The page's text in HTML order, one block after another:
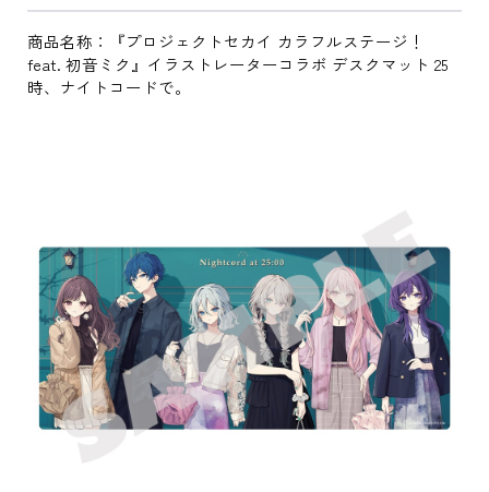
商品名称：『プロジェクトセカイ カラフルステージ！
feat. 初音ミク』イラストレーターコラボ デスクマット 25
時、ナイトコードで。